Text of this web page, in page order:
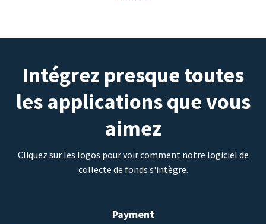
Intégrez presque toutes
les applications que vous
aimez
Cliquez sur les logos pour voir comment notre logiciel de
collecte de fonds s'intègre.
Payment